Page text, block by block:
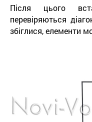
Після цього
перевіряються
збіглися, елементи